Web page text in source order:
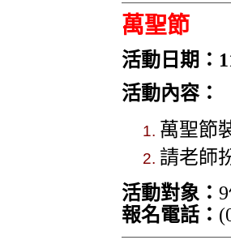
萬聖節
活動日期：
活動內容：
萬聖節
請老師
活動對象：
報名電話：